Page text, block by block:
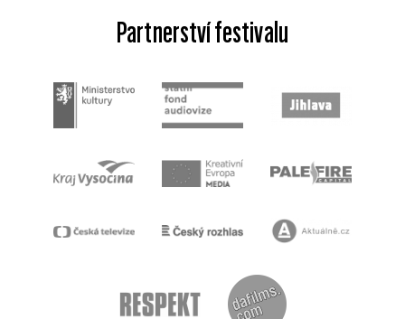
Partnerství festivalu